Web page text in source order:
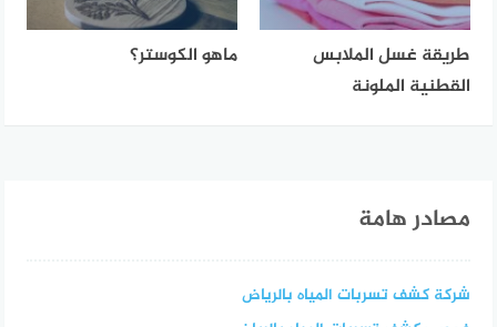
طريقة غسل الملابس
القطنية الملونة
ماهو الكوستر؟
مصادر هامة
شركة كشف تسربات المياه بالرياض